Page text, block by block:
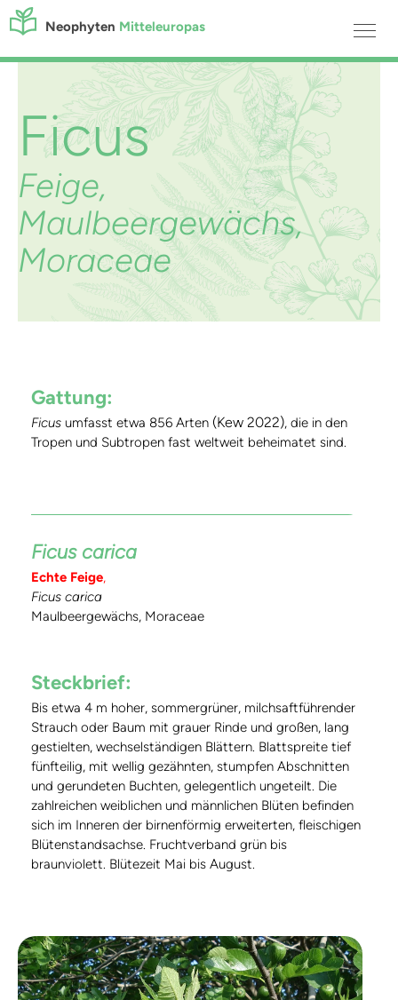
Neophyten Mitteleuropas
Ficus
Feige,
Maulbeergewächs,
Moraceae
Gattung:
Ficus umfasst etwa 856 Arten (Kew 2022), die in den
Tropen und Subtropen fast weltweit beheimatet sind.
Ficus carica
Echte Feige,
Ficus carica
Maulbeergewächs, Moraceae
Steckbrief:
Bis etwa 4 m hoher, sommergrüner, milchsaftführender
Strauch oder Baum mit grauer Rinde und großen, lang
gestielten, wechselständigen Blättern. Blattspreite tief
fünfteilig, mit wellig gezähnten, stumpfen Abschnitten
und gerundeten Buchten, gelegentlich ungeteilt. Die
zahlreichen weiblichen und männlichen Blüten befinden
sich im Inneren der birnenförmig erweiterten, fleischigen
Blütenstandsachse. Fruchtverband grün bis
braunviolett. Blütezeit Mai bis August.